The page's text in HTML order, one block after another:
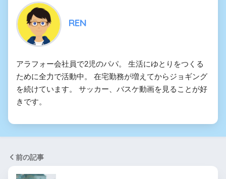
REN
アラフォー会社員で2児のパパ。 生活にゆとりをつくる
ために全力で活動中。 在宅勤務が増えてからジョギング
を続けています。 サッカー、バスケ動画を見ることが好
きです。
前の記事